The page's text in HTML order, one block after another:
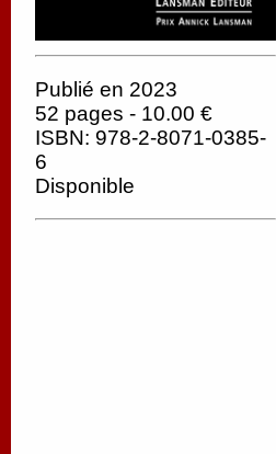
Publié en 2023
52 pages - 10.00 €
ISBN: 978-2-8071-0385-
6
Disponible